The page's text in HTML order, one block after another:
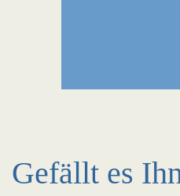
Gefällt es